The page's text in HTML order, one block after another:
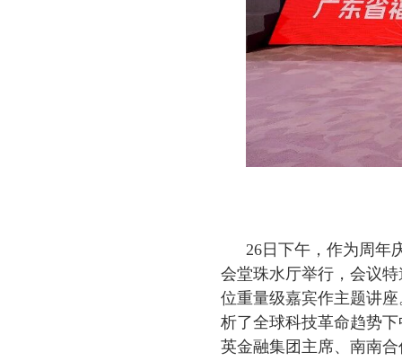
26日下午，作为周年
会堂珠水厅举行，会议
位重量级嘉宾作主题讲
析了全球科技革命趋势
英金融集团主席、南南